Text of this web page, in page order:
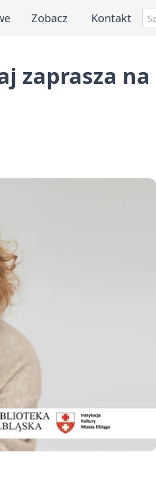
Zobacz Kontakt
zaprasza na